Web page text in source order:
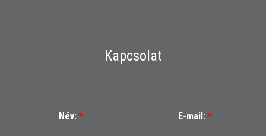
Kapcsolat
Név: * E-mail: *